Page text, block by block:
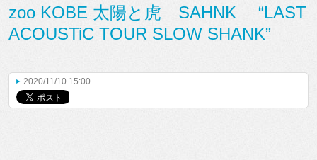
zoo KOBE 太陽と虎 SAHNK “LAST
ACOUSTiC TOUR SLOW SHANK”
2020/11/10 15:00